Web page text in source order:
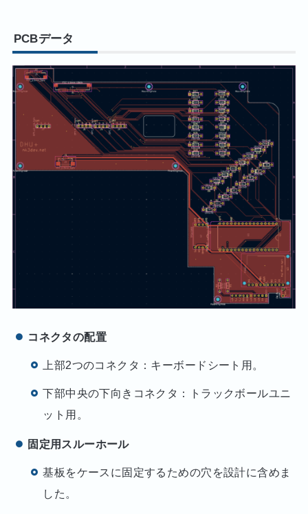
PCBデータ
コネクタの配置
上部2つのコネクタ：キーボードシート用。
下部中央の下向きコネクタ：トラックボールユニ
ット用。
固定用スルーホール
基板をケースに固定するための穴を設計に含めま
した。